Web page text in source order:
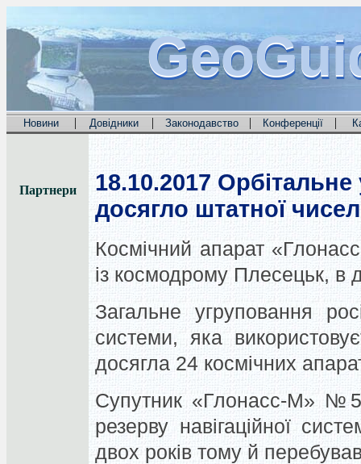
Новини | Довідники | Законодавство | Конференції |
Партнери 18.10.2017
досягло штатної
Космічний апарат
із космодрому Плесецьк, в
Загальне угруповання
системи, яка
досягла 24 космічних
Супутник «Глонасс-М»
резерву навігаційної
двох років тому й